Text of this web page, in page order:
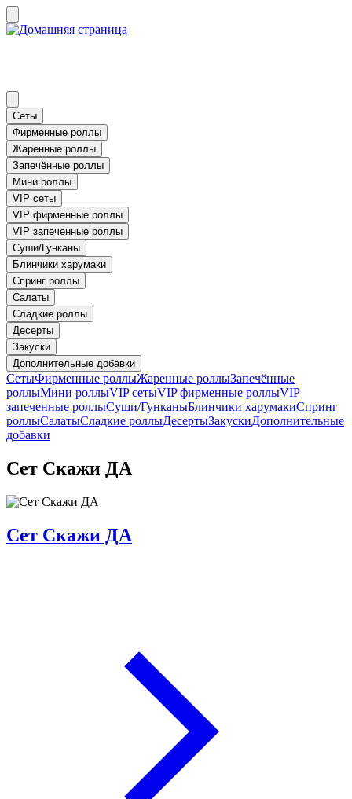
Сеты
Фирменные роллы
Жаренные роллы
Запечённые роллы
Мини роллы
VIP сеты
VIP фирменные роллы
VIP запеченные роллы
Суши/Гунканы
Блинчики харумаки
Спринг роллы
Салаты
Сладкие роллы
Десерты
Закуски
Дополнительные добавки
СетыФирменные роллыЖаренные роллыЗапечённые
роллыМини роллыVIP сетыVIP фирменные роллыVIP
запеченные роллыСуши/ГунканыБлинчики харумакиСпринг
роллыСалатыСладкие роллыДесертыЗакускиДополнительные
добавки
Сет Скажи ДА
Сет Скажи ДА